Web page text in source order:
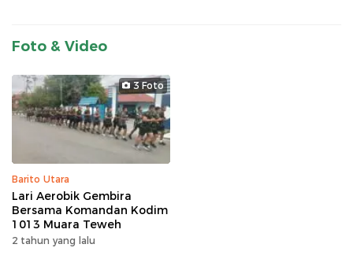
Foto & Video
3 Foto
Barito Utara
Lari Aerobik Gembira
Bersama Komandan Kodim
1013 Muara Teweh
2 tahun yang lalu